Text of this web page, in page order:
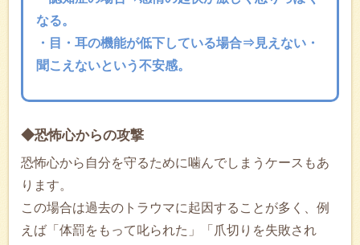
なる。
・目・耳の機能が低下している場合⇒見えない・
聞こえないという不安感。
◆恐怖心からの攻撃
恐怖心から自分を守るために噛んでしまうケースもあ
ります。
この場合は過去のトラウマに起因することが多く、例
えば「体罰をもって叱られた」「爪切りを失敗され